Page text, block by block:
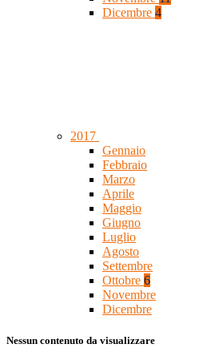
Dicembre 4
2017
Gennaio
Febbraio
Marzo
Aprile
Maggio
Giugno
Luglio
Agosto
Settembre
Ottobre 6
Novembre
Dicembre
Nessun contenuto da visualizzare